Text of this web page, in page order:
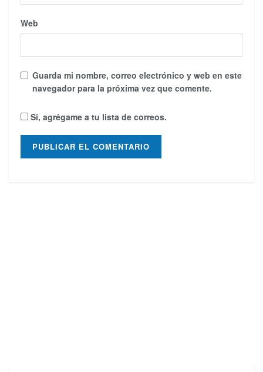
Web
Guarda mi nombre, correo electrónico y web en este
navegador para la próxima vez que comente.
Sí, agrégame a tu lista de correos.